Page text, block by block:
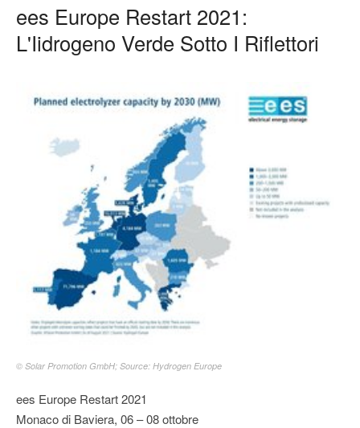
ees Europe Restart 2021:
L'Iidrogeno Verde Sotto I Riflettori
© Solar Promotion GmbH; Source: Hydrogen Europe
ees Europe Restart 2021
Monaco di Baviera, 06 – 08 ottobre